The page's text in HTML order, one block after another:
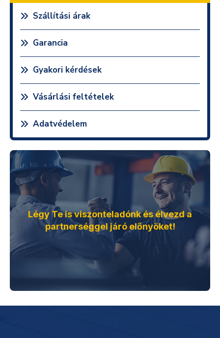
Szállítási árak
Garancia
Gyakori kérdések
Vásárlási feltételek
Adatvédelem
Légy Te is viszonteladónk és élvezd a
partnerséggel járó előnyöket!